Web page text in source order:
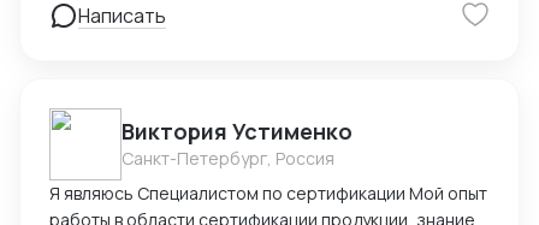
Написать
Виктория Устименко
Санкт-Петербург, Россия
Я являюсь Специалистом по сертификации Мой опыт
работы в области сертификации продукции, знание